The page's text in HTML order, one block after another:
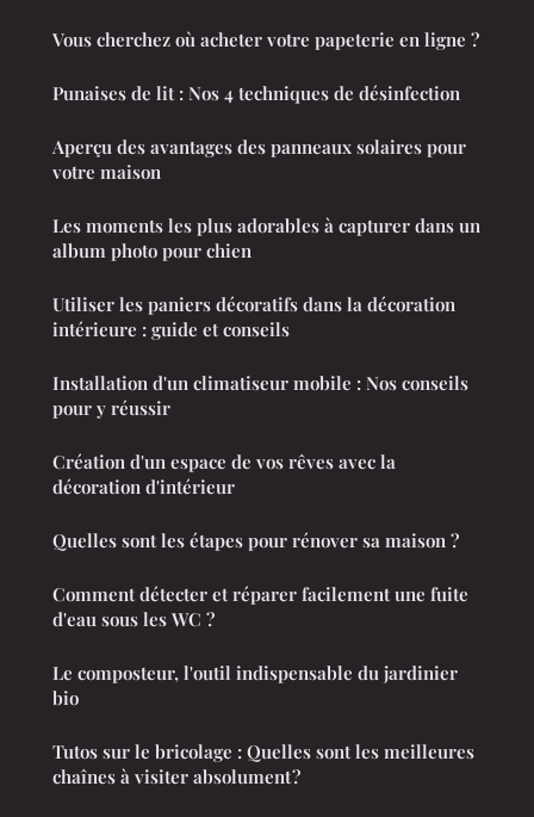
Vous cherchez où acheter votre papeterie en ligne ?
Punaises de lit : Nos 4 techniques de désinfection
Aperçu des avantages des panneaux solaires pour
votre maison
Les moments les plus adorables à capturer dans un
album photo pour chien
Utiliser les paniers décoratifs dans la décoration
intérieure : guide et conseils
Installation d'un climatiseur mobile : Nos conseils
pour y réussir
Création d'un espace de vos rêves avec la
décoration d'intérieur
Quelles sont les étapes pour rénover sa maison ?
Comment détecter et réparer facilement une fuite
d'eau sous les WC ?
Le composteur, l'outil indispensable du jardinier
bio
Tutos sur le bricolage : Quelles sont les meilleures
chaînes à visiter absolument ?